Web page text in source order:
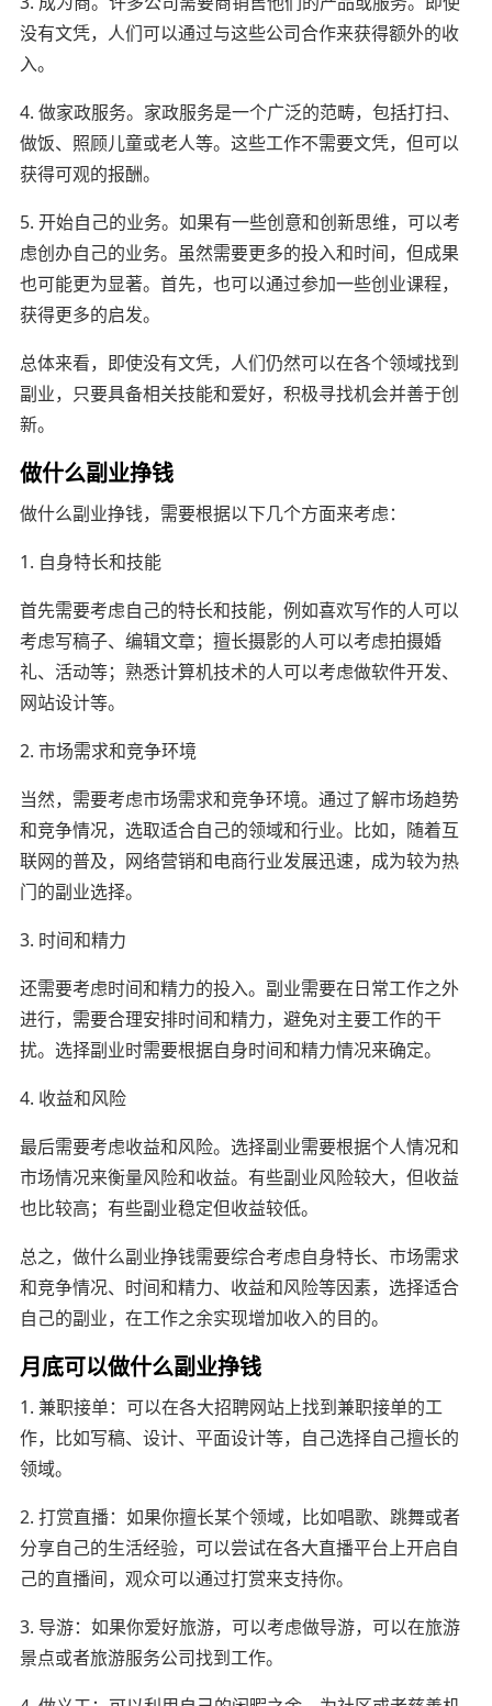
没有文凭，人们可以通过与这些公司合作来获得额外的收
入。
4. 做家政服务。家政服务是一个广泛的范畴，包括打扫、
做饭、照顾儿童或老人等。这些工作不需要文凭，但可以
获得可观的报酬。
5. 开始自己的业务。如果有一些创意和创新思维，可以考
虑创办自己的业务。虽然需要更多的投入和时间，但成果
也可能更为显著。首先，也可以通过参加一些创业课程，
获得更多的启发。
总体来看，即使没有文凭，人们仍然可以在各个领域找到
副业，只要具备相关技能和爱好，积极寻找机会并善于创
新。
做什么副业挣钱
做什么副业挣钱，需要根据以下几个方面来考虑：
1. 自身特长和技能
首先需要考虑自己的特长和技能，例如喜欢写作的人可以
考虑写稿子、编辑文章；擅长摄影的人可以考虑拍摄婚
礼、活动等；熟悉计算机技术的人可以考虑做软件开发、
网站设计等。
2. 市场需求和竞争环境
当然，需要考虑市场需求和竞争环境。通过了解市场趋势
和竞争情况，选取适合自己的领域和行业。比如，随着互
联网的普及，网络营销和电商行业发展迅速，成为较为热
门的副业选择。
3. 时间和精力
还需要考虑时间和精力的投入。副业需要在日常工作之外
进行，需要合理安排时间和精力，避免对主要工作的干
扰。选择副业时需要根据自身时间和精力情况来确定。
4. 收益和风险
最后需要考虑收益和风险。选择副业需要根据个人情况和
市场情况来衡量风险和收益。有些副业风险较大，但收益
也比较高；有些副业稳定但收益较低。
总之，做什么副业挣钱需要综合考虑自身特长、市场需求
和竞争情况、时间和精力、收益和风险等因素，选择适合
自己的副业，在工作之余实现增加收入的目的。
月底可以做什么副业挣钱
1. 兼职接单：可以在各大招聘网站上找到兼职接单的工
作，比如写稿、设计、平面设计等，自己选择自己擅长的
领域。
2. 打赏直播：如果你擅长某个领域，比如唱歌、跳舞或者
分享自己的生活经验，可以尝试在各大直播平台上开启自
己的直播间，观众可以通过打赏来支持你。
3. 导游：如果你爱好旅游，可以考虑做导游，可以在旅游
景点或者旅游服务公司找到工作。